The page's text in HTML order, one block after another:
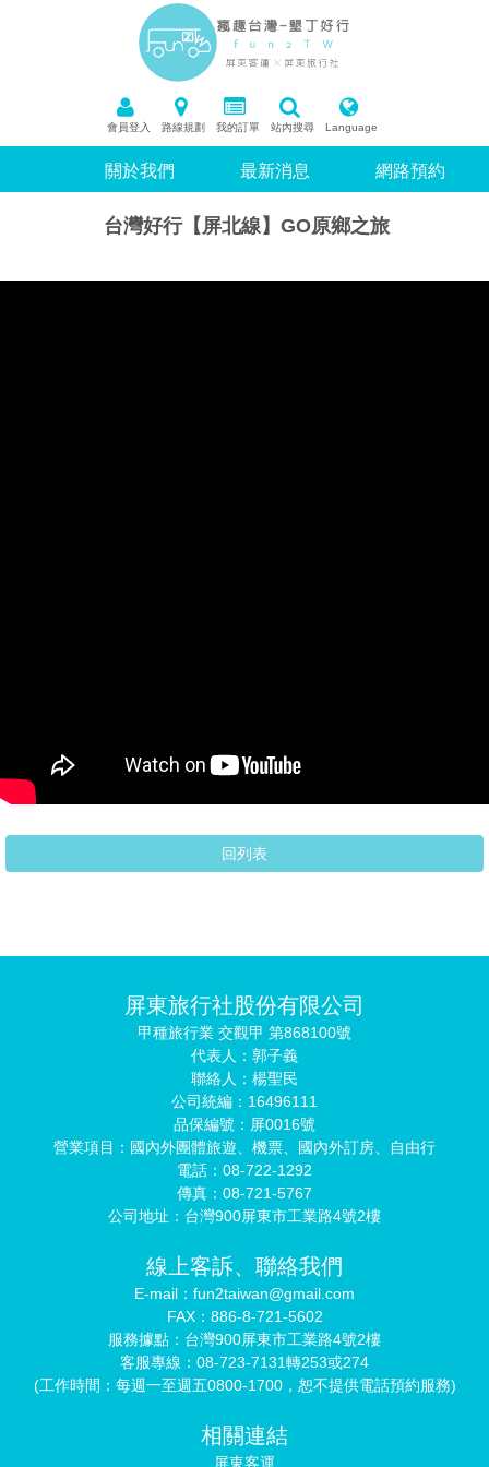
會員登入 路線規劃 我的訂單 站內搜尋 Language
關於我們 最新消息 網路預約
台灣好行【屏北線】GO原鄉之旅
屏東旅行社股份有限公司
甲種旅行業 交觀甲 第868100號
代表人：郭子義
聯絡人：楊聖民
公司統編：16496111
品保編號：屏0016號
營業項目：國內外團體旅遊、機票、國內外訂房、自由行
電話：08-722-1292
傳真：08-721-5767
公司地址：台灣900屏東市工業路4號2樓
線上客訴、聯絡我們
E-mail：fun2taiwan@gmail.com
FAX：886-8-721-5602
服務據點：台灣900屏東市工業路4號2樓
客服專線：08-723-7131轉253或274
(工作時間：每週一至週五0800-1700，恕不提供電話預約服務)
相關連結
屏東客運